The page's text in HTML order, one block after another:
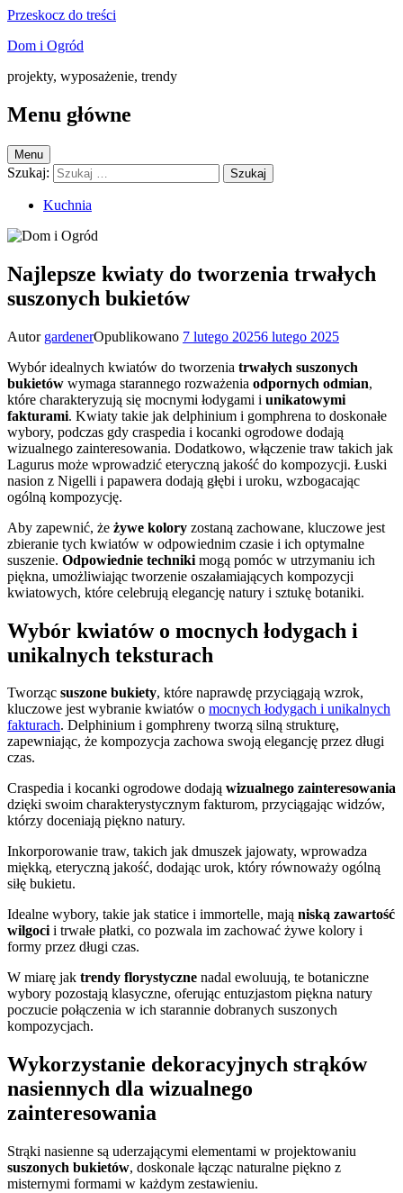
Przeskocz do treści
Dom i Ogród
projekty, wyposażenie, trendy
Menu główne
Menu
Szukaj:
Kuchnia
Najlepsze kwiaty do tworzenia trwałych
suszonych bukietów
Autor gardenerOpublikowano 7 lutego 20256 lutego 2025
Wybór idealnych kwiatów do tworzenia trwałych suszonych
bukietów wymaga starannego rozważenia odpornych odmian,
które charakteryzują się mocnymi łodygami i unikatowymi
fakturami. Kwiaty takie jak delphinium i gomphrena to doskonałe
wybory, podczas gdy craspedia i kocanki ogrodowe dodają
wizualnego zainteresowania. Dodatkowo, włączenie traw takich jak
Lagurus może wprowadzić eteryczną jakość do kompozycji. Łuski
nasion z Nigelli i papawera dodają głębi i uroku, wzbogacając
ogólną kompozycję.
Aby zapewnić, że żywe kolory zostaną zachowane, kluczowe jest
zbieranie tych kwiatów w odpowiednim czasie i ich optymalne
suszenie. Odpowiednie techniki mogą pomóc w utrzymaniu ich
piękna, umożliwiając tworzenie oszałamiających kompozycji
kwiatowych, które celebrują elegancję natury i sztukę botaniki.
Wybór kwiatów o mocnych łodygach i
unikalnych teksturach
Tworząc suszone bukiety, które naprawdę przyciągają wzrok,
kluczowe jest wybranie kwiatów o mocnych łodygach i unikalnych
fakturach. Delphinium i gomphreny tworzą silną strukturę,
zapewniając, że kompozycja zachowa swoją elegancję przez długi
czas.
Craspedia i kocanki ogrodowe dodają wizualnego zainteresowania
dzięki swoim charakterystycznym fakturom, przyciągając widzów,
którzy doceniają piękno natury.
Inkorporowanie traw, takich jak dmuszek jajowaty, wprowadza
miękką, eteryczną jakość, dodając urok, który równoważy ogólną
siłę bukietu.
Idealne wybory, takie jak statice i immortelle, mają niską zawartość
wilgocii trwałe płatki, co pozwala im zachować żywe kolory i
formy przez długi czas.
W miarę jak trendy florystyczne nadal ewoluują, te botaniczne
wybory pozostają klasyczne, oferując entuzjastom piękna natury
poczucie połączenia w ich starannie dobranych suszonych
kompozycjach.
Wykorzystanie dekoracyjnych strąków
nasiennych dla wizualnego
zainteresowania
Strąki nasienne są uderzającymi elementami w projektowaniu
suszonych bukietów, doskonale łącząc naturalne piękno z
misternymi formami w każdym zestawieniu.